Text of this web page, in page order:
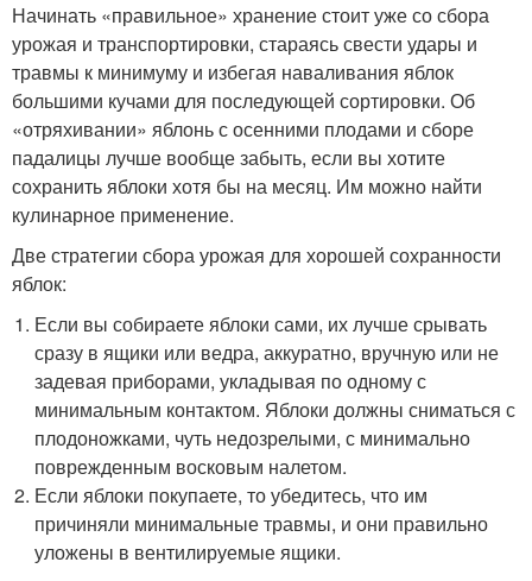
Начинать «правильное» хранение стоит уже со сбора
урожая и транспортировки, стараясь свести удары и
травмы к минимуму и избегая наваливания яблок
большими кучами для последующей сортировки. Об
«отряхивании» яблонь с осенними плодами и сборе
падалицы лучше вообще забыть, если вы хотите
сохранить яблоки хотя бы на месяц. Им можно найти
кулинарное применение.
Две стратегии сбора урожая для хорошей сохранности
яблок:
Если вы собираете яблоки сами, их лучше срывать
сразу в ящики или ведра, аккуратно, вручную или не
задевая приборами, укладывая по одному с
минимальным контактом. Яблоки должны сниматься с
плодоножками, чуть недозрелыми, с минимально
поврежденным восковым налетом.
Если яблоки покупаете, то убедитесь, что им
причиняли минимальные травмы, и они правильно
уложены в вентилируемые ящики.